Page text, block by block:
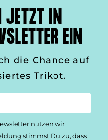
JETZT IN
EIN
die Chance auf
Trikot.
nutzen wir
stimmst Du zu, dass